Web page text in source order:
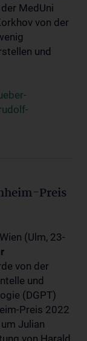
der MedUni
von der
und
Preis
(Ulm, 23-
von der
und
(DGPT)
Preis 2022
Julian
von Harald